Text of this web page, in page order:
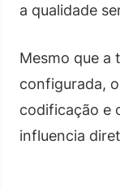
a qualidade
Mesmo que a
configurada,
codificação e
influencia